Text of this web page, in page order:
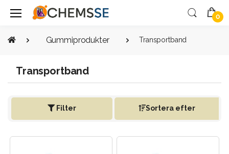
0
Gummiprodukter Transportband
Transportband
Filter Sortera efter